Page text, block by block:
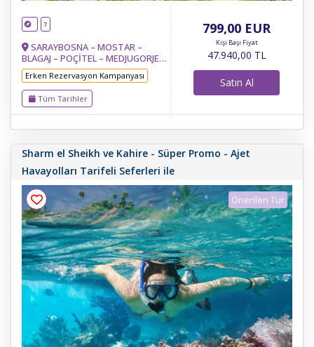
7
SARAYBOSNA – MOSTAR –
BLAGAJ – POÇİTEL – MEDJUGORJE-
TREBİNJE– KOTOR – BUDVA –
İŞKODRA-TİRAN – OHRİD - RESNE
& MANASTIR- TETOVA
(KALKANDELEN) – ÜSKÜP-BELGRAD
Erken Rezervasyon Kampanyası
Tüm Tarihler
799,00 EUR
Kişi Başı Fiyat
47.940,00 TL
Satın Al
Sharm el Sheikh ve Kahire - Süper Promo - Ajet
Havayolları Tarifeli Seferleri ile
Önerilen Tur